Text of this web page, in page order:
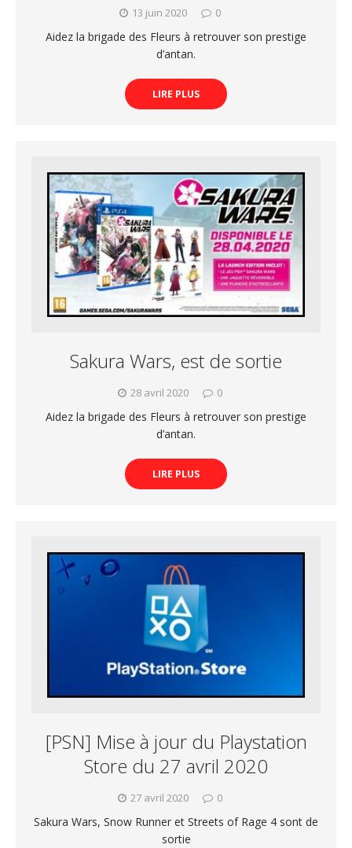
13 juin 2020 0
Aidez la brigade des Fleurs à retrouver son prestige
d’antan.
LIRE PLUS
Sakura Wars, est de sortie
28 avril 2020 0
Aidez la brigade des Fleurs à retrouver son prestige
d’antan.
LIRE PLUS
[PSN] Mise à jour du Playstation
Store du 27 avril 2020
27 avril 2020 0
Sakura Wars, Snow Runner et Streets of Rage 4 sont de
sortie